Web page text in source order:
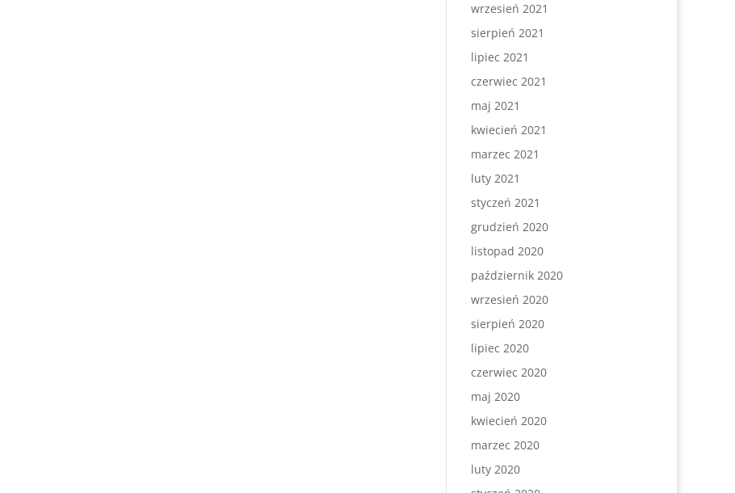
wrzesień 2021
sierpień 2021
lipiec 2021
czerwiec 2021
maj 2021
kwiecień 2021
marzec 2021
luty 2021
styczeń 2021
grudzień 2020
listopad 2020
październik 2020
wrzesień 2020
sierpień 2020
lipiec 2020
czerwiec 2020
maj 2020
kwiecień 2020
marzec 2020
luty 2020